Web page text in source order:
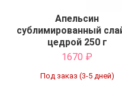
Апельсин
сублимированный
цедрой 250 г
1670 ₽
Под заказ (3-5 дней)